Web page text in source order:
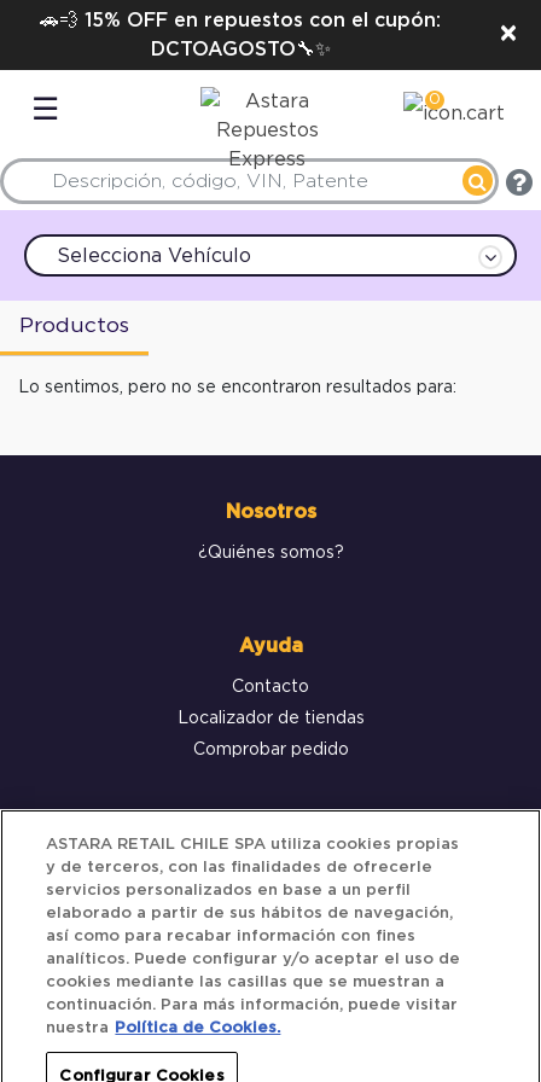
🚗💨 15% OFF en repuestos con el cupón:
DCTOAGOSTO🔧✨
×
☰ 0
Selecciona Vehículo
Productos
Lo sentimos, pero no se encontraron resultados para:
Nosotros
¿Quiénes somos?
Ayuda
Contacto
Localizador de tiendas
Comprobar pedido
Servicio al cliente
Términos y Condiciones
Política de privacidad
Siguenos
ASTARA RETAIL CHILE SPA utiliza cookies propias
y de terceros, con las finalidades de ofrecerle
servicios personalizados en base a un perfil
elaborado a partir de sus hábitos de navegación,
así como para recabar información con fines
analíticos. Puede configurar y/o aceptar el uso de
cookies mediante las casillas que se muestran a
continuación. Para más información, puede visitar
nuestra
Política de Cookies.
Configurar Cookies